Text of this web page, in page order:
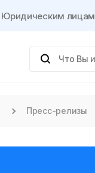
Юридическим лицам
Пресс-релизы